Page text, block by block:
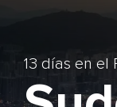
13 días en el